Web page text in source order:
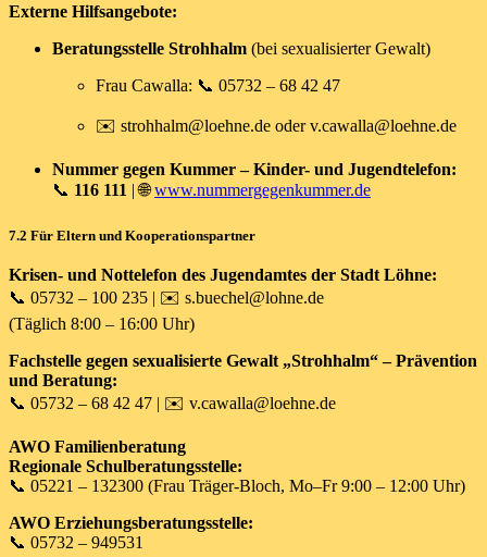
Externe Hilfsangebote:
Beratungsstelle Strohhalm (bei sexualisierter Gewalt)
Frau Cawalla: 📞 05732 – 68 42 47
✉️ strohhalm@loehne.de oderv.cawalla@loehne.de
Nummer gegen Kummer – Kinder- und Jugendtelefon:
📞 116 111 | 🌐www.nummergegenkummer.de
7.2 Für Eltern und Kooperationspartner
Krisen- und Nottelefon des Jugendamtes der Stadt Löhne:
📞 05732 – 100 235 | ✉️ s.buechel@lohne.de
(Täglich 8:00 – 16:00 Uhr)
Fachstelle gegen sexualisierte Gewalt „Strohhalm“ – Prävention
und Beratung:
📞 05732 – 68 42 47 | ✉️ v.cawalla@loehne.de
AWO Familienberatung
Regionale Schulberatungsstelle:
📞 05221 – 132300 (Frau Träger-Bloch, Mo–Fr 9:00 – 12:00 Uhr)
AWO Erziehungsberatungsstelle:
📞 05732 – 949531